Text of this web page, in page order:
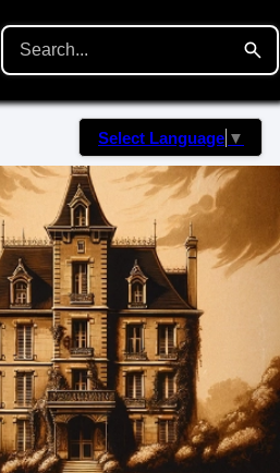
Select Language ▼